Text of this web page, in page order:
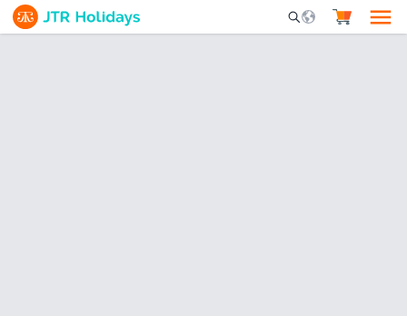
Mobile Search